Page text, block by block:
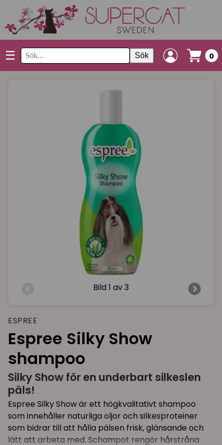
☰ Sök 0
Bild 1 av 3
ESPREE
Espree Silky Show
shampoo
Silky Show för en underbart silkeslen
päls!
Espree Silky Show är ett högkvalitativt shampoo
som innehåller naturliga oljor och silkesproteiner
som bidrar till att hålla pälsen frisk, glänsande och
lätt att arbeta med. Schampot rengör hårstråna